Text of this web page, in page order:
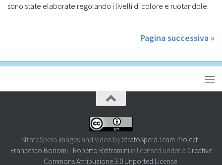
sono state elaborate regolando i livelli di colore e ruotandole.
Pagina successiva »
StratoSpera Images and Video by StratoSpera Team Project -
Francesco Bonomi - Roberto Beltraminiis licensed under a Creative
Commons Attribuzione 3.0 Unported License